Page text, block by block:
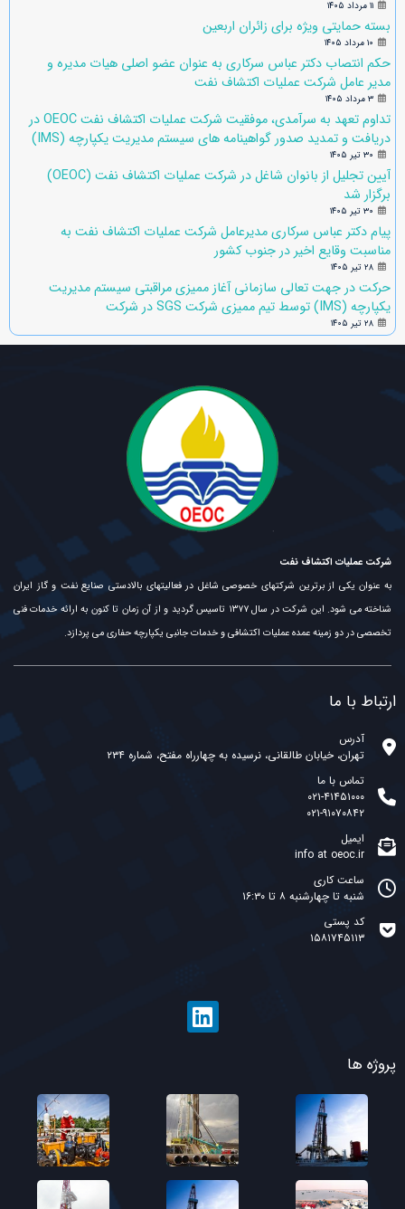
۱۱ مرداد ۱۴۰۵
بسته حمایتی ویژه برای زائران اربعین
۱۰ مرداد ۱۴۰۵
حکم انتصاب دکتر عباس سرکاری به عنوان عضو اصلی هیات مدیره و
مدیر عامل شرکت عملیات اکتشاف نفت
۳ مرداد ۱۴۰۵
تداوم تعهد به سرآمدی، موفقیت شرکت عملیات اکتشاف نفت OEOC در
دریافت و تمدید صدور گواهینامه های سیستم مدیریت یکپارچه (IMS)
۳۰ تیر ۱۴۰۵
آیین تجلیل از بانوان شاغل در شرکت عملیات اکتشاف نفت (OEOC)
برگزار شد
۳۰ تیر ۱۴۰۵
پیام دکتر عباس سرکاری مدیرعامل شرکت عملیات اکتشاف نفت به
مناسبت وقایع اخیر در جنوب کشور
۲۸ تیر ۱۴۰۵
حرکت در جهت تعالی سازمانی آغاز ممیزی مراقبتی سیستم مدیریت
یکپارچه (IMS) توسط تیم ممیزی شرکت SGS در شرکت
۲۸ تیر ۱۴۰۵
شرکت عملیات اکتشاف نفت
به عنوان یکی از برترین شرکتهای خصوصی شاغل در فعالیتهای بالادستی صنایع نفت و گاز ایران
شناخته می شود. این شرکت در سال ۱۳۷۷ تاسیس گردید و از آن زمان تا کنون به ارائه خدمات فنی
تخصصی در دو زمینه عمده عملیات اکتشافی و خدمات جانبی یکپارچه حفاری می پردازد.
ارتباط با ما
آدرس
تهران، خیابان طالقانی، نرسیده به چهارراه مفتح، شماره ۲۳۴
تماس با ما
۰۲۱-۴۱۴۵۱۰۰۰
۰۲۱-۹۱۰۷۰۸۴۲
ایمیل
info at oeoc.ir
ساعت کاری
شنبه تا چهارشنبه ۸ تا ۱۶:۳۰
کد پستی
۱۵۸۱۷۴۵۱۱۳
پروژه ها